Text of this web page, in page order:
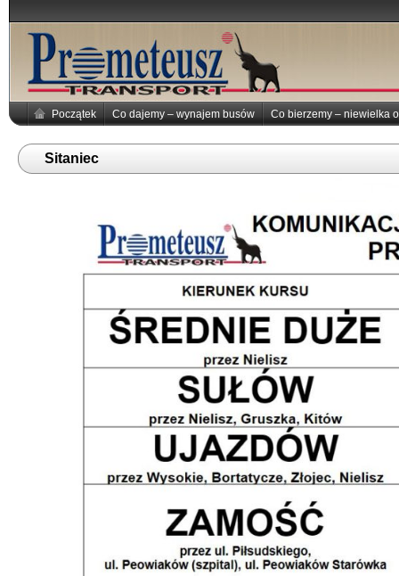
Początek Co dajemy – wynajem busów Co bierzemy – niewielka
Sitaniec